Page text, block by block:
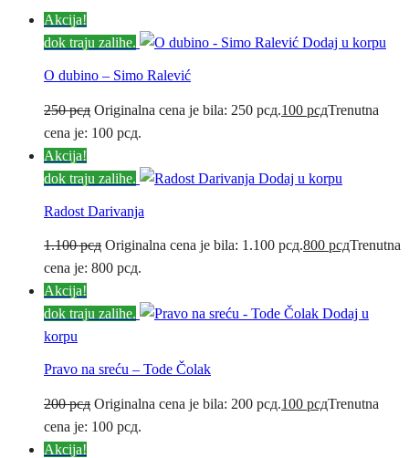
Akcija!
dok traju zalihe.
Dodaj u korpu
O dubino – Simo Ralević
250рсд Originalna cena je bila: 250 рсд.100 рсдTrenutna
cena je: 100 рсд.
Akcija!
dok traju zalihe.
Dodaj u korpu
Radost Darivanja
1.100рсд Originalna cena je bila: 1.100 рсд.800 рсдTrenutna
cena je: 800 рсд.
Akcija!
dok traju zalihe.
Dodaj u
korpu
Pravo na sreću – Tode Čolak
200рсд Originalna cena je bila: 200 рсд.100 рсдTrenutna
cena je: 100 рсд.
Akcija!